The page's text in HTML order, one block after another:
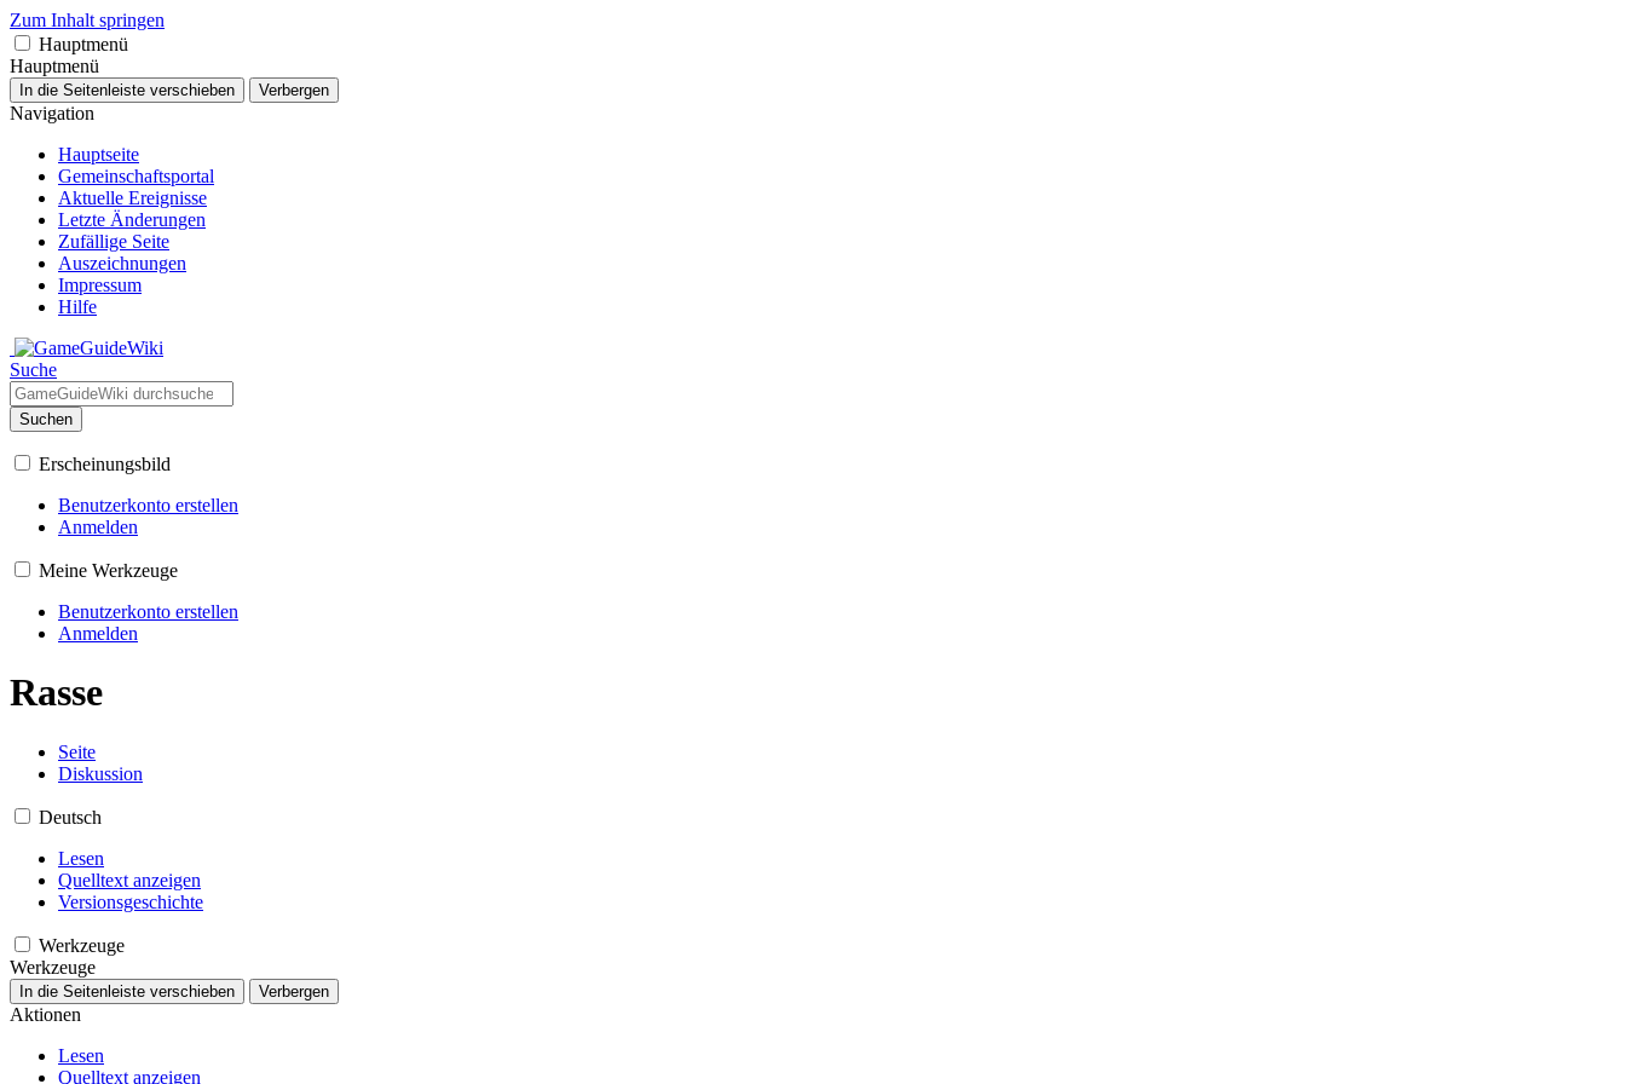
Zum Inhalt springen
Hauptmenü
Hauptmenü
In die Seitenleiste verschieben Verbergen
Navigation
Hauptseite
Gemeinschafts­portal
Aktuelle Ereignisse
Letzte Änderungen
Zufällige Seite
Auszeichnungen
Impressum
Hilfe
Suche
Suchen
Erscheinungsbild
Benutzerkonto erstellen
Anmelden
Meine Werkzeuge
Benutzerkonto erstellen
Anmelden
Rasse
Seite
Diskussion
Deutsch
Lesen
Quelltext anzeigen
Versionsgeschichte
Werkzeuge
Werkzeuge
In die Seitenleiste verschieben Verbergen
Aktionen
Lesen
Quelltext anzeigen